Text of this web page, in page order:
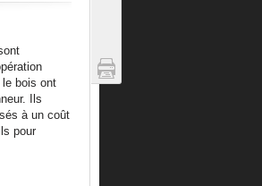
bois ont
Ils
à un coût
pour